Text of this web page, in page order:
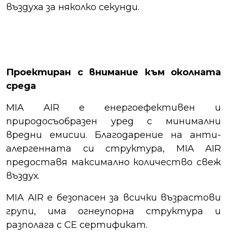
въздуха за няколко секунди.
Проектиран с внимание към околната
среда
MIA AIR е енергоефективен и
природосъобразен уред с минимални
вредни емисии. Благодарение на анти-
алергенната си структура, MIA AIR
предоставя максимално количество свеж
въздух.
MIA AIR е безопасен за всички възрастови
групи, има огнеупорна структура и
разполага с CE сертификат.